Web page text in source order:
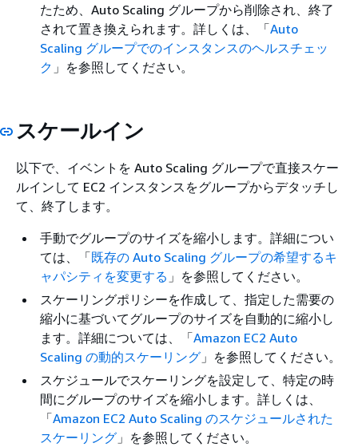
たため、Auto Scaling グループから削除され、終了
されて置き換えられます。詳しくは、「Auto
Scaling グループでのインスタンスのヘルスチェッ
ク 」を参照してください。
スケールイン
以下で、イベントを Auto Scaling グループで直接スケー
ルインして EC2 インスタンスをグループからデタッチし
て、終了します。
手動でグループのサイズを縮小します。詳細につい
ては、「既存の Auto Scaling グループの希望するキ
ャパシティを変更する 」を参照してください。
スケーリングポリシーを作成して、指定した需要の
縮小に基づいてグループのサイズを自動的に縮小し
ます。詳細については、「Amazon EC2 Auto
Scaling の動的スケーリング 」を参照してください。
スケジュールでスケーリングを設定して、特定の時
間にグループのサイズを縮小します。詳しくは、
「Amazon EC2 Auto Scaling のスケジュールされた
スケーリング 」を参照してください。